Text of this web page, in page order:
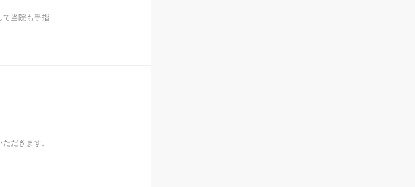
て当院も手指…
ただきます。…